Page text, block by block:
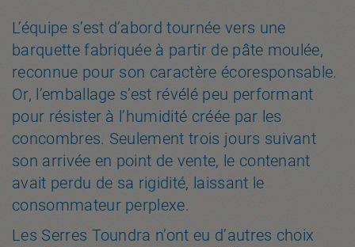
L’équipe s’est d’abord tournée vers une
barquette fabriquée à partir de pâte moulée,
reconnue pour son caractère écoresponsable.
Or, l’emballage s’est révélé peu performant
pour résister à l’humidité créée par les
concombres. Seulement trois jours suivant
son arrivée en point de vente, le contenant
avait perdu de sa rigidité, laissant le
consommateur perplexe.
Les Serres Toundra n’ont eu d’autres choix